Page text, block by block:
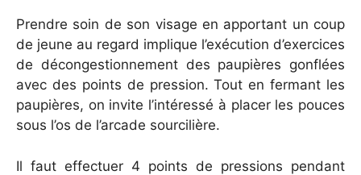
Prendre soin de son visage en apportant un coup
de jeune au regard implique l’exécution d’exercices
de décongestionnement des paupières gonflées
avec des points de pression. Tout en fermant les
paupières, on invite l’intéressé à placer les pouces
sous l’os de l’arcade sourcilière.
Il faut effectuer 4 points de pressions pendant